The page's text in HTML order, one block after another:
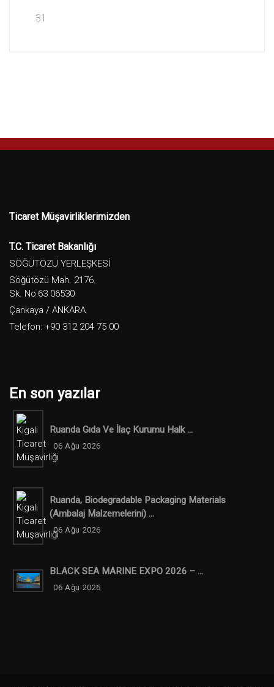
31
Ticaret Müşavirliklerimizden
T.C. Ticaret Bakanlığı
SÖĞÜTÖZÜ YERLEŞKESİ
Söğütözü Mah. 2176.
Sk. No:63 06530
Çankaya / ANKARA
Telefon: +90 312 204 75 00
En son yazılar
Ruanda Gıda Ve İlaç Kurumu Halk ...
06 Ağu 2026
Ruanda, Biodegradable Packaging Materials
(ambalaj Malzemelerini) ...
06 Ağu 2026
BLACK SEA MARINE EXPO 2026 – ...
06 Ağu 2026